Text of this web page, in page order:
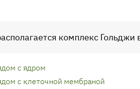
комплекс Гольджи
с ядром
с клеточной мембраной